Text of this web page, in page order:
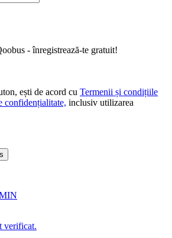
- înregistrează-te gratuit!
ești de acord cu Termenii și condițiile
confidențialitate, inclusiv utilizarea
verificat.